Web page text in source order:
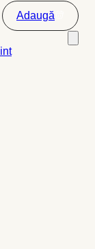
Adaugă